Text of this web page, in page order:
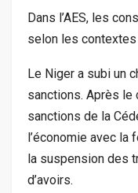
Dans l’AES, les
selon les contextes
Le Niger a subi un
sanctions. Après le
sanctions de la
l’économie avec la
la suspension des
d’avoirs.